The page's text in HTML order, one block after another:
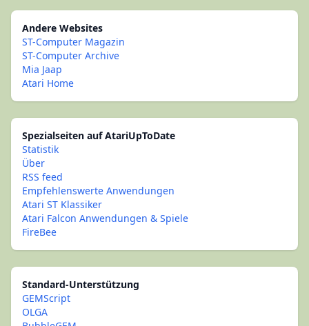
Andere Websites
ST-Computer Magazin
ST-Computer Archive
Mia Jaap
Atari Home
Spezialseiten auf AtariUpToDate
Statistik
Über
RSS feed
Empfehlenswerte Anwendungen
Atari ST Klassiker
Atari Falcon Anwendungen & Spiele
FireBee
Standard-Unterstützung
GEMScript
OLGA